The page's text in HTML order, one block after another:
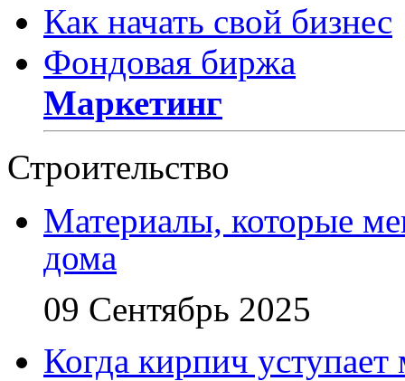
Как начать свой бизнес
Фондовая биржа
Маркетинг
Строительство
Материалы, которые
дома
09 Сентябрь 2025
Когда кирпич